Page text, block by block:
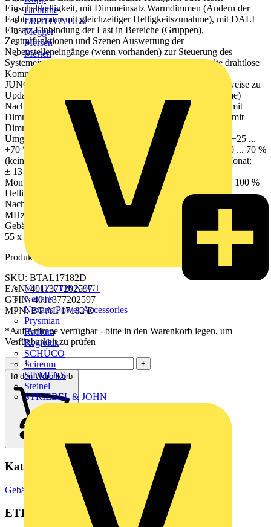
Lichtline
LIGHTCYCLE
Megger
Mersen
Merten
METZ CONNECT
Nexans
Nexans Power Accessories
Prysmian
Radium
Regiolux
SCHÜCO
Scireum
SIEMENS
Steinel
STRIEBEL & JOHN
Einschalthelligkeit, mit Dimmeinsatz Warmdimmen (Ändern der
Farbtemperatur mit gleichzeitiger Helligkeitszunahme), mit DALI
Einsatz Einbindung der Last in Bereiche (Gruppen),
Zentralfunktionen und Szenen Auswertung der
Nebenstelleneingänge (wenn vorhanden) zur Steuerung des
Systemeinsatzes Bluetooth® Mesh für voll verschlüsselte drahtlose
Kommunikation und Repeaterfunktion Updatefähig über
JUNG HOME App Zukünftig per Update verfügbar: (Hinweise zu
Updates und Terminen finden sie unter jung.group/junghome)
Nachtlichtfunktion mit Zeitraum für Helligkeitsabsenkung, mit
Dimmeinsatz Hotelfunktion (Orientierungslicht statt AUS), mit
Dimmeinsatz Aufrufen einer Szene durch Bewegung
Umgebungstemperatur: −5 ... +45 °C Transporttemperatur: −25 ...
+70 °C Lagertemperatur: −5 ... +45 °C Relative Feuchte: 20 ... 70 %
(keine Betauung) Schutzgrad: IP20 Ganggenauigkeit pro Monat:
± 13 s Gangreserve: mind. 4 h Erfassungswinkel: 180°
Montagehöhe: 1,10 / 2,20 m Empfindlichkeit: 0, 25, 50, 75, 100 %
Helligkeitseinstellung: ca. 5 ... 1.000 lx (und Tagbetrieb)
Nachlaufzeit: ca. 1 s ... 240 min Funkfrequenz: 2402,0 ... 2480,0
MHz Sendeleistung: max. 10 mW (Klasse 1.5) Sendereichweite in
Gebäuden: ca. 30 m Material: Thermoplast lackiert Maße (B x H):
55 x 55 mm
Produktkennzeichen
SKU: BTAL17182D
EAN: 4011377202597
GTIN: 4011377202597
MPN: BT AL 17182 D
*Auf Anfrage verfügbar - bitte in den Warenkorb legen, um
Verfügbarkeit zu prüfen
−
+
In den Warenkorb
Kategorien
Gebäudeleittechnik & Automation Lichtsteuerungssysteme
ETIM Group